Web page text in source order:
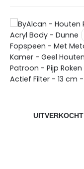
UITVERKOCHT